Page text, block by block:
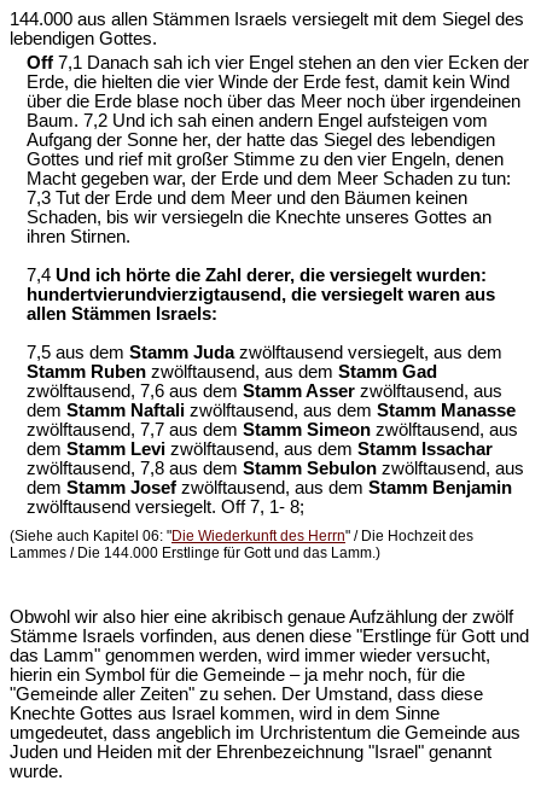
144.000 aus allen Stämmen Israels versiegelt mit dem Siegel des
lebendigen Gottes.
Off 7,1 Danach sah ich vier Engel stehen an den vier Ecken der
Erde, die hielten die vier Winde der Erde fest, damit kein Wind
über die Erde blase noch über das Meer noch über irgendeinen
Baum. 7,2 Und ich sah einen andern Engel aufsteigen vom
Aufgang der Sonne her, der hatte das Siegel des lebendigen
Gottes und rief mit großer Stimme zu den vier Engeln, denen
Macht gegeben war, der Erde und dem Meer Schaden zu tun:
7,3 Tut der Erde und dem Meer und den Bäumen keinen
Schaden, bis wir versiegeln die Knechte unseres Gottes an
ihren Stirnen.
7,4 Und ich hörte die Zahl derer, die versiegelt wurden:
hundertvierundvierzigtausend, die versiegelt waren aus
allen Stämmen Israels:
7,5 aus dem Stamm Judazwölftausend versiegelt, aus dem
Stamm Ruben zwölftausend, aus dem Stamm Gad
zwölftausend, 7,6 aus dem Stamm Asser zwölftausend, aus
dem Stamm Naftali zwölftausend, aus dem Stamm Manasse
zwölftausend, 7,7 aus dem Stamm Simeon zwölftausend, aus
dem Stamm Levi zwölftausend, aus dem Stamm Issachar
zwölftausend, 7,8 aus dem Stamm Sebulon zwölftausend, aus
dem Stamm Josef zwölftausend, aus dem Stamm Benjamin
zwölftausend versiegelt. Off 7, 1- 8;
(Siehe auch Kapitel 06: "Die Wiederkunft des Herrn" / Die Hochzeit des
Lammes / Die 144.000 Erstlinge für Gott und das Lamm.)
Obwohl wir also hier eine akribisch genaue Aufzählung der zwölf
Stämme Israels vorfinden, aus denen diese "Erstlinge für Gott und
das Lamm" genommen werden, wird immer wieder versucht,
hierin ein Symbol für die Gemeinde – ja mehr noch, für die
"Gemeinde aller Zeiten" zu sehen. Der Umstand, dass diese
Knechte Gottes aus Israel kommen, wird in dem Sinne
umgedeutet, dass angeblich im Urchristentum die Gemeinde aus
Juden und Heiden mit der Ehrenbezeichnung "Israel" genannt
wurde.